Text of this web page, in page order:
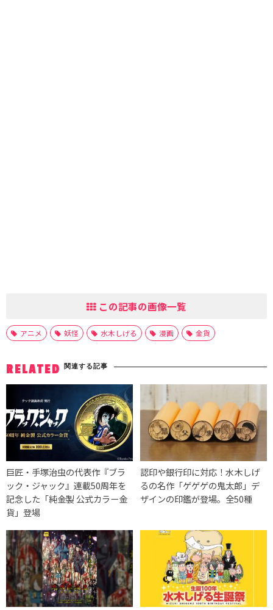
この記事の画像一覧
アニメ 妖怪 水木しげる 漫画 金貨
RELATED 関連する記事
巨匠・手塚治虫の代表作『ブラ
ック・ジャック』連載50周年を
記念した「純金製 公式カラー金
貨」登場
認印や銀行印に対応！水木しげ
るの名作「ゲゲゲの鬼太郎」デ
ザインの印鑑が登場。全50種